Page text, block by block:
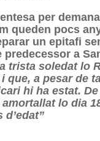
per
queden pocs
un epitafi
predecessor a
trista soledat lo
que, a pesar de
hi ha estat.
lo dia
d’edat”